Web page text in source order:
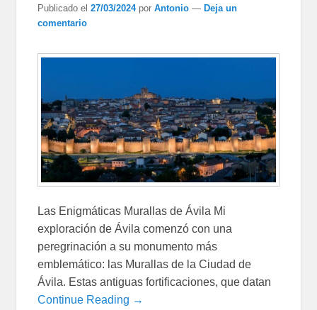
Publicado el 27/03/2024 porAntonio — Deja un
comentario
Las Enigmáticas Murallas de Ávila Mi
exploración de Ávila comenzó con una
peregrinación a su monumento más
emblemático: las Murallas de la Ciudad de
Ávila. Estas antiguas fortificaciones, que datan
Continue Reading →